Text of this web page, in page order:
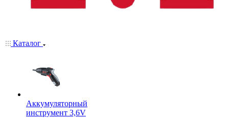
Каталог
Аккумуляторный
инструмент 3,6V